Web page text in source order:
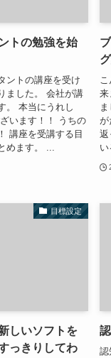
トの勉強を始
ントの講座を受け
ました。 会社が講
。 本当にうれし
います！！ うちの
講座を受講する目
めます。 ...
来
が
返
目標設定
しいソフトを
っきりしてわ
認